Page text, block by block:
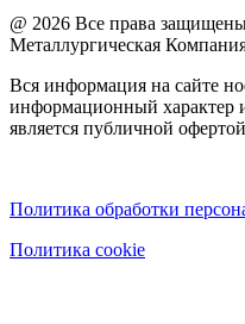
@ 2026 Все права
Металлургическая
Вся информация на сайте
информационный характер
является публичной офертой
Политика обработки
Политика cookie